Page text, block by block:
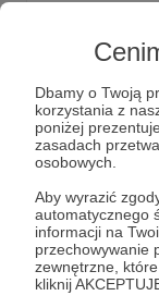
Dbamy o Twoją
korzystania z
poniżej
zasadach
osobowych.
Aby wyrazić
automatycznego
informacji na
przechowywanie
zewnętrzne,
kliknij
Był tym,
geniuszu czy
Kiedy w lutym
wrota celi za
największe
błyskotliwych
za nimi „szarzy
Aldrich Hazen
James Woolsey